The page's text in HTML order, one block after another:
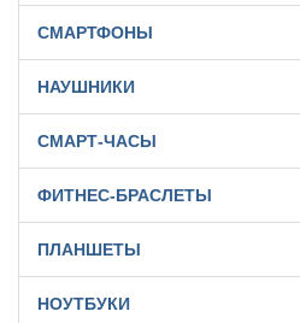
СМАРТФОНЫ
НАУШНИКИ
СМАРТ-ЧАСЫ
ФИТНЕС-БРАСЛЕТЫ
ПЛАНШЕТЫ
НОУТБУКИ